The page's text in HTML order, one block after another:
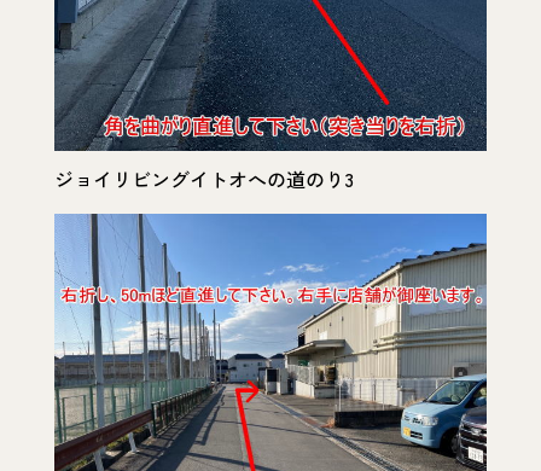
ジョイリビングイトオへの道のり3